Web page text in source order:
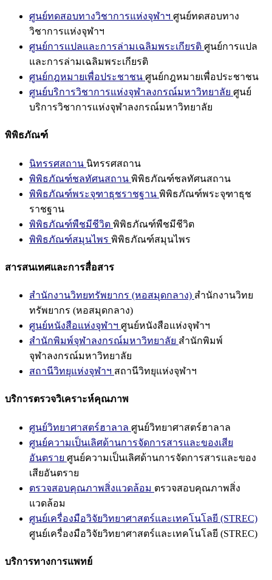
ศูนย์ทดสอบทางวิชาการแห่งจุฬาฯ ศูนย์ทดสอบทาง
วิชาการแห่งจุฬาฯ
ศูนย์การแปลและการล่ามเฉลิมพระเกียรติ ศูนย์การแปล
และการล่ามเฉลิมพระเกียรติ
ศูนย์กฎหมายเพื่อประชาชน ศูนย์กฎหมายเพื่อประชาชน
ศูนย์บริการวิชาการแห่งจุฬาลงกรณ์มหาวิทยาลัย ศูนย์
บริการวิชาการแห่งจุฬาลงกรณ์มหาวิทยาลัย
พิพิธภัณฑ์
นิทรรศสถาน นิทรรศสถาน
พิพิธภัณฑ์ชลทัศนสถาน พิพิธภัณฑ์ชลทัศนสถาน
พิพิธภัณฑ์พระจุฑาธุชราชฐาน พิพิธภัณฑ์พระจุฑาธุช
ราชฐาน
พิพิธภัณฑ์พืชมีชีวิต พิพิธภัณฑ์พืชมีชีวิต
พิพิธภัณฑ์สมุนไพร พิพิธภัณฑ์สมุนไพร
สารสนเทศและการสื่อสาร
สำนักงานวิทยทรัพยากร (หอสมุดกลาง) สำนักงานวิทย
ทรัพยากร (หอสมุดกลาง)
ศูนย์หนังสือแห่งจุฬาฯ ศูนย์หนังสือแห่งจุฬาฯ
สำนักพิมพ์จุฬาลงกรณ์มหาวิทยาลัย สำนักพิมพ์
จุฬาลงกรณ์มหาวิทยาลัย
สถานีวิทยุแห่งจุฬาฯ สถานีวิทยุแห่งจุฬาฯ
บริการตรวจวิเคราะห์คุณภาพ
ศูนย์วิทยาศาสตร์ฮาลาล ศูนย์วิทยาศาสตร์ฮาลาล
ศูนย์ความเป็นเลิศด้านการจัดการสารและของเสีย
อันตราย ศูนย์ความเป็นเลิศด้านการจัดการสารและของ
เสียอันตราย
ตรวจสอบคุณภาพสิ่งแวดล้อม ตรวจสอบคุณภาพสิ่ง
แวดล้อม
ศูนย์เครื่องมือวิจัยวิทยาศาสตร์และเทคโนโลยี (STREC)
ศูนย์เครื่องมือวิจัยวิทยาศาสตร์และเทคโนโลยี (STREC)
บริการทางการแพทย์